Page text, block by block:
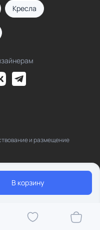
В корзину
Кресла
и размещение